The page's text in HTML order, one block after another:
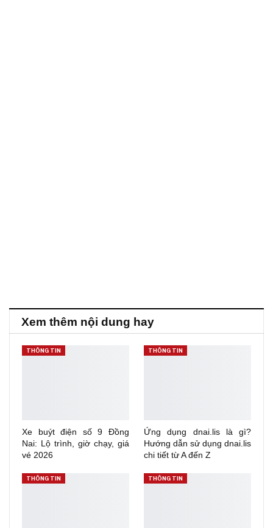
Xem thêm nội dung hay
THÔNG TIN
Xe buýt điện số 9 Đồng
Nai: Lộ trình, giờ chạy, giá
vé 2026
THÔNG TIN
Ứng dụng dnai.lis là gì?
Hướng dẫn sử dụng dnai.lis
chi tiết từ A đến Z
THÔNG TIN THÔNG TIN